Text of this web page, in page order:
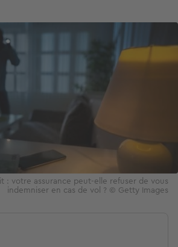
: votre assurance peut-elle refuser de vous
indemniser en cas de vol ? © Getty Images